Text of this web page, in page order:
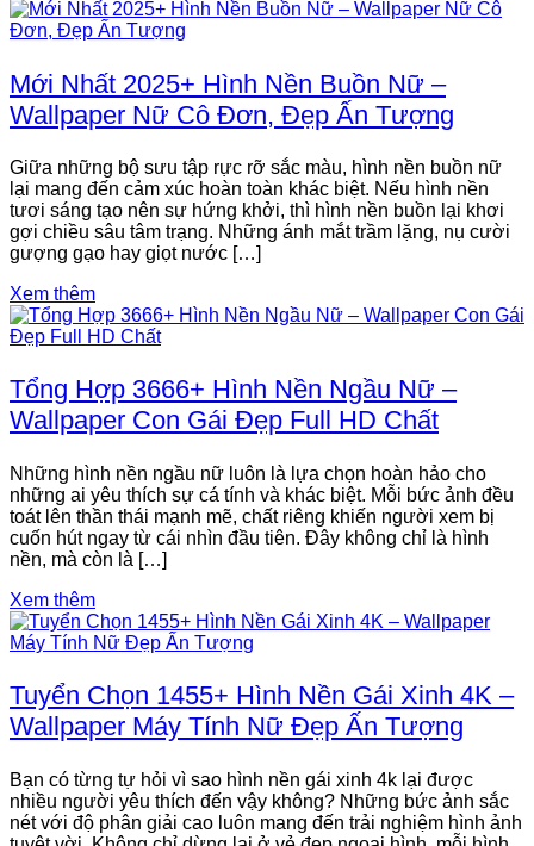
Mới Nhất 2025+ Hình Nền Buồn Nữ –
Wallpaper Nữ Cô Đơn, Đẹp Ấn Tượng
Giữa những bộ sưu tập rực rỡ sắc màu, hình nền buồn nữ
lại mang đến cảm xúc hoàn toàn khác biệt. Nếu hình nền
tươi sáng tạo nên sự hứng khởi, thì hình nền buồn lại khơi
gợi chiều sâu tâm trạng. Những ánh mắt trầm lặng, nụ cười
gượng gạo hay giọt nước […]
Xem thêm
Tổng Hợp 3666+ Hình Nền Ngầu Nữ –
Wallpaper Con Gái Đẹp Full HD Chất
Những hình nền ngầu nữ luôn là lựa chọn hoàn hảo cho
những ai yêu thích sự cá tính và khác biệt. Mỗi bức ảnh đều
toát lên thần thái mạnh mẽ, chất riêng khiến người xem bị
cuốn hút ngay từ cái nhìn đầu tiên. Đây không chỉ là hình
nền, mà còn là […]
Xem thêm
Tuyển Chọn 1455+ Hình Nền Gái Xinh 4K –
Wallpaper Máy Tính Nữ Đẹp Ấn Tượng
Bạn có từng tự hỏi vì sao hình nền gái xinh 4k lại được
nhiều người yêu thích đến vậy không? Những bức ảnh sắc
nét với độ phân giải cao luôn mang đến trải nghiệm hình ảnh